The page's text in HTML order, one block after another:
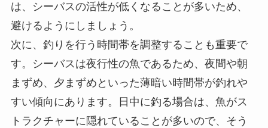
は、シーバスの活性が低くなることが多いため、
避けるようにしましょう。
次に、釣りを行う時間帯を調整することも重要で
す。シーバスは夜行性の魚であるため、夜間や朝
まずめ、夕まずめといった薄暗い時間帯が釣れや
すい傾向にあります。日中に釣る場合は、魚がス
トラクチャーに隠れていることが多いので、そう